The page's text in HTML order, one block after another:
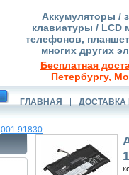
Аккумуляторы /
клавиатуры / LCD
телефонов,
многих других
Бесплатная
Петербургу,
ГЛАВНАЯ ДОСТАВКА
001.91830